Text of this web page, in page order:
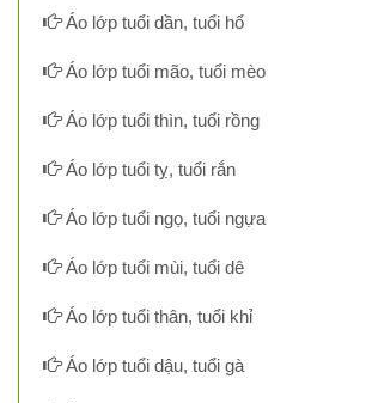
Áo lớp tuổi dần, tuổi hổ
Áo lớp tuổi mão, tuổi mèo
Áo lớp tuổi thìn, tuổi rồng
Áo lớp tuổi tỵ, tuổi rắn
Áo lớp tuổi ngọ, tuổi ngựa
Áo lớp tuổi mùi, tuổi dê
Áo lớp tuổi thân, tuổi khỉ
Áo lớp tuổi dậu, tuổi gà